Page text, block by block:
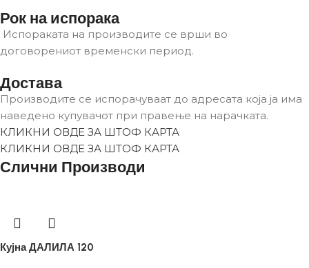
Рок на испорака
Испораката на производите се врши во
договорениот временски период.
Достава
Производите се испорачуваат до адресата која ја има
наведено купувачот при правење на нарачката.
КЛИКНИ ОВДЕ ЗА ШТОФ КАРТА
КЛИКНИ ОВДЕ ЗА ШТОФ КАРТА
Слични Производи
Кујна ДАЛИЛА 120